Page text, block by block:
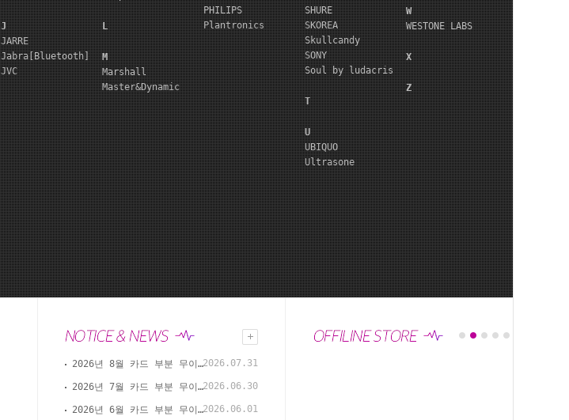
J
JARRE
Jabra[Bluetooth]
JVC
L
M
Marshall
Master&Dynamic
PHILIPS
Plantronics
SHURE
SKOREA
Skullcandy
SONY
Soul by ludacris
T
U
UBIQUO
Ultrasone
W
WESTONE LABS
X
Z
2026년 8월 카드 부분 무이자 할부 안내(이어폰샵 온라인 결제)2026.07.31
2026년 7월 카드 부분 무이자 할부 안내(이어폰샵 온라인 결제)2026.06.30
2026년 6월 카드 부분 무이자 할부 안내(이어폰샵 온라인 결제)2026.06.01